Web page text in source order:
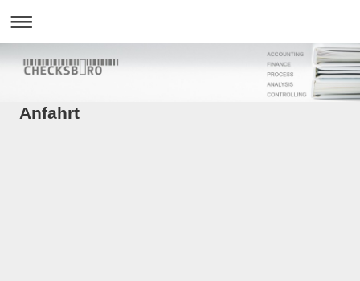
Anfahrt